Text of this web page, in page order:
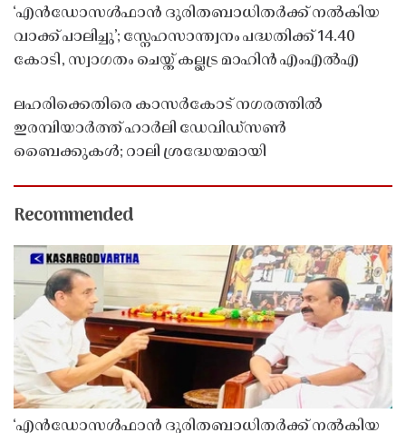
‘എൻഡോസൾഫാൻ ദുരിതബാധിതർക്ക് നൽകിയ
വാക്ക് പാലിച്ചു’; സ്നേഹസാന്ത്വനം പദ്ധതിക്ക് 14.40
കോടി, സ്വാഗതം ചെയ്ത് കല്ലട്ര മാഹിൻ എംഎൽഎ
ലഹരിക്കെതിരെ കാസർകോട് നഗരത്തിൽ
ഇരമ്പിയാർത്ത് ഹാർലി ഡേവിഡ്‌സൺ
ബൈക്കുകൾ; റാലി ശ്രദ്ധേയമായി
Recommended
‘എൻഡോസൾഫാൻ ദുരിതബാധിതർക്ക് നൽകിയ